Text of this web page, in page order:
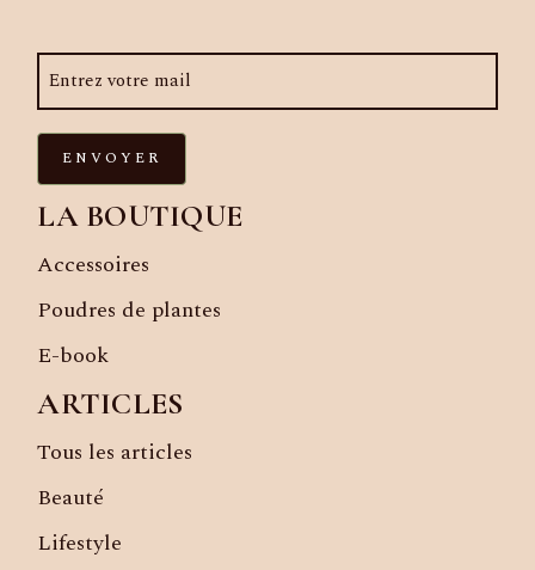
ENVOYER
LA BOUTIQUE
Accessoires
Poudres de plantes
E-book
ARTICLES
Tous les articles
Beauté
Lifestyle